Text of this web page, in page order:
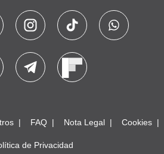
FAQ Nota Legal Cookies
de Privacidad